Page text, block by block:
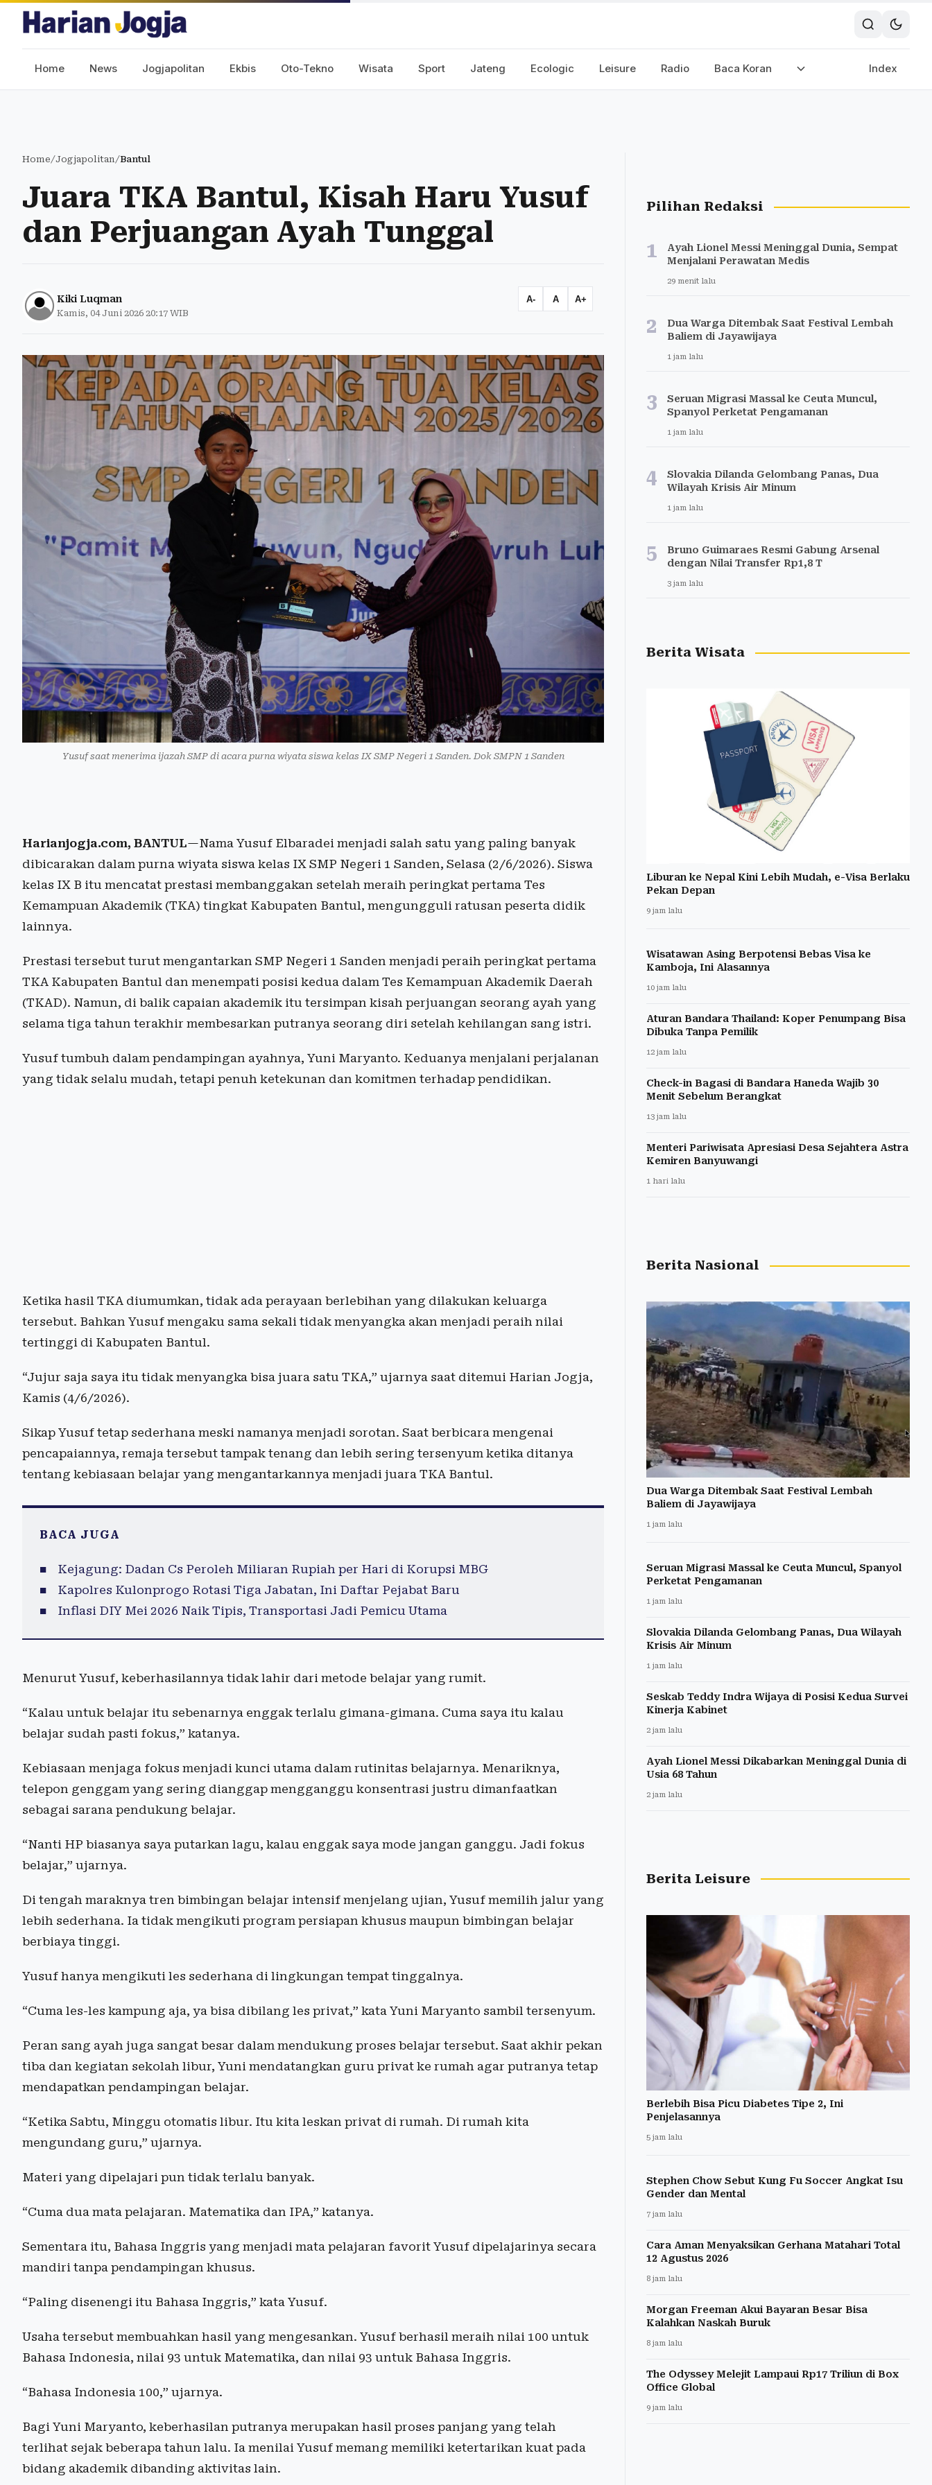
Home News Jogjapolitan Ekbis Oto-Tekno Wisata Sport Jateng Ecologic Leisure Radio Baca Koran Index
Home/Jogjapolitan/Bantul
Juara TKA Bantul, Kisah Haru Yusuf
dan Perjuangan Ayah Tunggal
Kiki Luqman
Kamis, 04 Juni 2026 20:17 WIB
A- A A+
Yusuf saat menerima ijazah SMP di acara purna wiyata siswa kelas IX SMP Negeri 1 Sanden. Dok SMPN 1 Sanden
Harianjogja.com, BANTUL—Nama Yusuf Elbaradei menjadi salah satu yang paling banyak
dibicarakan dalam purna wiyata siswa kelas IX SMP Negeri 1 Sanden, Selasa (2/6/2026). Siswa
kelas IX B itu mencatat prestasi membanggakan setelah meraih peringkat pertama Tes
Kemampuan Akademik (TKA) tingkat Kabupaten Bantul, mengungguli ratusan peserta didik
lainnya.
Prestasi tersebut turut mengantarkan SMP Negeri 1 Sanden menjadi peraih peringkat pertama
TKA Kabupaten Bantul dan menempati posisi kedua dalam Tes Kemampuan Akademik Daerah
(TKAD). Namun, di balik capaian akademik itu tersimpan kisah perjuangan seorang ayah yang
selama tiga tahun terakhir membesarkan putranya seorang diri setelah kehilangan sang istri.
Yusuf tumbuh dalam pendampingan ayahnya, Yuni Maryanto. Keduanya menjalani perjalanan
yang tidak selalu mudah, tetapi penuh ketekunan dan komitmen terhadap pendidikan.
Ketika hasil TKA diumumkan, tidak ada perayaan berlebihan yang dilakukan keluarga
tersebut. Bahkan Yusuf mengaku sama sekali tidak menyangka akan menjadi peraih nilai
tertinggi di Kabupaten Bantul.
“Jujur saja saya itu tidak menyangka bisa juara satu TKA,” ujarnya saat ditemui Harian Jogja,
Kamis (4/6/2026).
Sikap Yusuf tetap sederhana meski namanya menjadi sorotan. Saat berbicara mengenai
pencapaiannya, remaja tersebut tampak tenang dan lebih sering tersenyum ketika ditanya
tentang kebiasaan belajar yang mengantarkannya menjadi juara TKA Bantul.
BACA JUGA
Kejagung: Dadan Cs Peroleh Miliaran Rupiah per Hari di Korupsi MBG
Kapolres Kulonprogo Rotasi Tiga Jabatan, Ini Daftar Pejabat Baru
Inflasi DIY Mei 2026 Naik Tipis, Transportasi Jadi Pemicu Utama
Menurut Yusuf, keberhasilannya tidak lahir dari metode belajar yang rumit.
“Kalau untuk belajar itu sebenarnya enggak terlalu gimana-gimana. Cuma saya itu kalau
belajar sudah pasti fokus,” katanya.
Kebiasaan menjaga fokus menjadi kunci utama dalam rutinitas belajarnya. Menariknya,
telepon genggam yang sering dianggap mengganggu konsentrasi justru dimanfaatkan
sebagai sarana pendukung belajar.
“Nanti HP biasanya saya putarkan lagu, kalau enggak saya mode jangan ganggu. Jadi fokus
belajar,” ujarnya.
Di tengah maraknya tren bimbingan belajar intensif menjelang ujian, Yusuf memilih jalur yang
lebih sederhana. Ia tidak mengikuti program persiapan khusus maupun bimbingan belajar
berbiaya tinggi.
Yusuf hanya mengikuti les sederhana di lingkungan tempat tinggalnya.
“Cuma les-les kampung aja, ya bisa dibilang les privat,” kata Yuni Maryanto sambil tersenyum.
Peran sang ayah juga sangat besar dalam mendukung proses belajar tersebut. Saat akhir pekan
tiba dan kegiatan sekolah libur, Yuni mendatangkan guru privat ke rumah agar putranya tetap
mendapatkan pendampingan belajar.
“Ketika Sabtu, Minggu otomatis libur. Itu kita leskan privat di rumah. Di rumah kita
mengundang guru,” ujarnya.
Materi yang dipelajari pun tidak terlalu banyak.
“Cuma dua mata pelajaran. Matematika dan IPA,” katanya.
Sementara itu, Bahasa Inggris yang menjadi mata pelajaran favorit Yusuf dipelajarinya secara
mandiri tanpa pendampingan khusus.
“Paling disenengi itu Bahasa Inggris,” kata Yusuf.
Usaha tersebut membuahkan hasil yang mengesankan. Yusuf berhasil meraih nilai 100 untuk
Bahasa Indonesia, nilai 93 untuk Matematika, dan nilai 93 untuk Bahasa Inggris.
“Bahasa Indonesia 100,” ujarnya.
Bagi Yuni Maryanto, keberhasilan putranya merupakan hasil proses panjang yang telah
terlihat sejak beberapa tahun lalu. Ia menilai Yusuf memang memiliki ketertarikan kuat pada
bidang akademik dibanding aktivitas lain.
Pilihan Redaksi
1
Ayah Lionel Messi Meninggal Dunia, Sempat
Menjalani Perawatan Medis
29 menit lalu
2
Dua Warga Ditembak Saat Festival Lembah
Baliem di Jayawijaya
1 jam lalu
3
Seruan Migrasi Massal ke Ceuta Muncul,
Spanyol Perketat Pengamanan
1 jam lalu
4
Slovakia Dilanda Gelombang Panas, Dua
Wilayah Krisis Air Minum
1 jam lalu
5
Bruno Guimaraes Resmi Gabung Arsenal
dengan Nilai Transfer Rp1,8 T
3 jam lalu
Berita Wisata
Liburan ke Nepal Kini Lebih Mudah, e-Visa Berlaku
Pekan Depan
9 jam lalu
Wisatawan Asing Berpotensi Bebas Visa ke
Kamboja, Ini Alasannya
10 jam lalu
Aturan Bandara Thailand: Koper Penumpang Bisa
Dibuka Tanpa Pemilik
12 jam lalu
Check-in Bagasi di Bandara Haneda Wajib 30
Menit Sebelum Berangkat
13 jam lalu
Menteri Pariwisata Apresiasi Desa Sejahtera Astra
Kemiren Banyuwangi
1 hari lalu
Berita Nasional
Dua Warga Ditembak Saat Festival Lembah
Baliem di Jayawijaya
1 jam lalu
Seruan Migrasi Massal ke Ceuta Muncul, Spanyol
Perketat Pengamanan
1 jam lalu
Slovakia Dilanda Gelombang Panas, Dua Wilayah
Krisis Air Minum
1 jam lalu
Seskab Teddy Indra Wijaya di Posisi Kedua Survei
Kinerja Kabinet
2 jam lalu
Ayah Lionel Messi Dikabarkan Meninggal Dunia di
Usia 68 Tahun
2 jam lalu
Berita Leisure
Berlebih Bisa Picu Diabetes Tipe 2, Ini
Penjelasannya
5 jam lalu
Stephen Chow Sebut Kung Fu Soccer Angkat Isu
Gender dan Mental
7 jam lalu
Cara Aman Menyaksikan Gerhana Matahari Total
12 Agustus 2026
8 jam lalu
Morgan Freeman Akui Bayaran Besar Bisa
Kalahkan Naskah Buruk
8 jam lalu
The Odyssey Melejit Lampaui Rp17 Triliun di Box
Office Global
9 jam lalu